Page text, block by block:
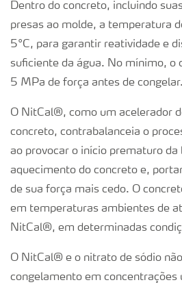
Dentro do concreto, incluindo
presas ao molde, a temperatura
5°C, para garantir reatividade e
suficiente da água. No mínimo, o
5 MPa de força antes de congelar.
O NitCal®, como um acelerador
concreto, contrabalanceia o
ao provocar o início prematuro da
aquecimento do concreto e,
de sua força mais cedo. O
em temperaturas ambientes de
NitCal®, em determinadas
O NitCal® e o nitrato de sódio
congelamento em concentrações